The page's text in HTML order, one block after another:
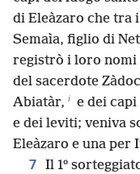
di Eleàzaro che tra
Semaìa, figlio di
registrò i loro nomi
del sacerdote
Abiatàr, i e dei
e dei leviti; veniva
Eleàzaro e una per
7 Il 1º